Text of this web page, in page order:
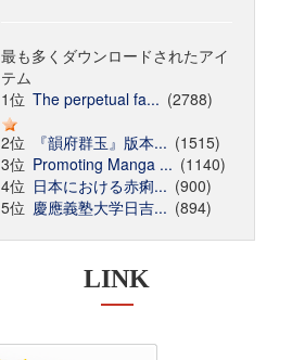
最も多くダウンロードされたアイ
テム
1位 The perpetual fa... (2788)
2位
『韻府群玉』版本... (1515)
3位 Promoting Manga ... (1140)
4位 日本における赤痢... (900)
5位 慶應義塾大学日吉... (894)
LINK